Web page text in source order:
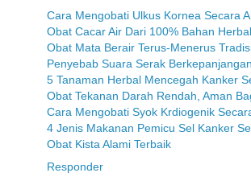
Cara Mengobati Ulkus Kornea Secara
Obat Cacar Air Dari 100% Bahan
Obat Mata Berair Terus-Menerus
Penyebab Suara Serak Berkepanjangan
5 Tanaman Herbal Mencegah Kanker
Obat Tekanan Darah Rendah, Aman
Cara Mengobati Syok Krdiogenik
4 Jenis Makanan Pemicu Sel Kanker
Obat Kista Alami Terbaik
Responder